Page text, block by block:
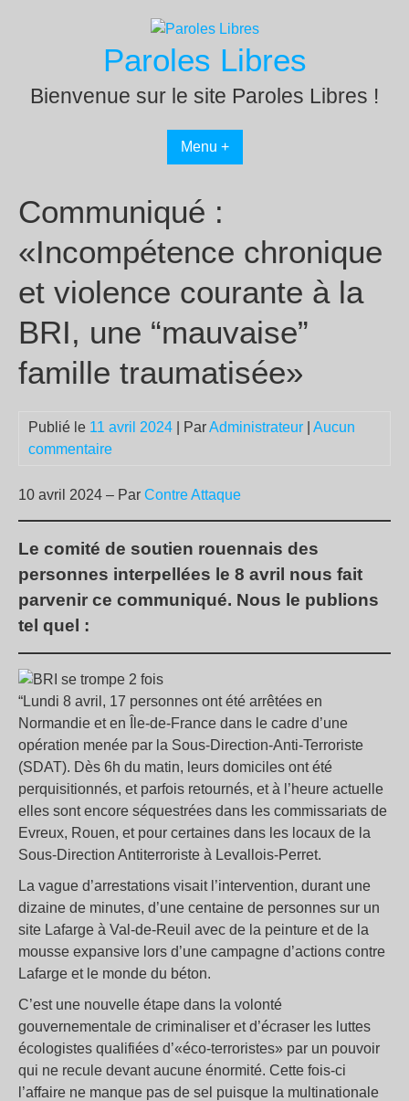
Paroles Libres
Bienvenue sur le site Paroles Libres !
Menu +
Communiqué :
«Incompétence chronique
et violence courante à la
BRI, une “mauvaise”
famille traumatisée»
Publié le 11 avril 2024 | ParAdministrateur
Aucun
commentaire
10 avril 2024 – Par Contre Attaque
Le comité de soutien rouennais des
personnes interpellées le 8 avril nous fait
parvenir ce communiqué. Nous le publions
tel quel :
“Lundi 8 avril, 17 personnes ont été arrêtées en
Normandie et en Île-de-France dans le cadre d’une
opération menée par la Sous-Direction-Anti-Terroriste
(SDAT). Dès 6h du matin, leurs domiciles ont été
perquisitionnés, et parfois retournés, et à l’heure actuelle
elles sont encore séquestrées dans les commissariats de
Evreux, Rouen, et pour certaines dans les locaux de la
Sous-Direction Antiterroriste à Levallois-Perret.
La vague d’arrestations visait l’intervention, durant une
dizaine de minutes, d’une centaine de personnes sur un
site Lafarge à Val-de-Reuil avec de la peinture et de la
mousse expansive lors d’une campagne d’actions contre
Lafarge et le monde du béton.
C’est une nouvelle étape dans la volonté
gouvernementale de criminaliser et d’écraser les luttes
écologistes qualifiées d’«éco-terroristes» par un pouvoir
qui ne recule devant aucune énormité. Cette fois-ci
l’affaire ne manque pas de sel puisque la multinationale